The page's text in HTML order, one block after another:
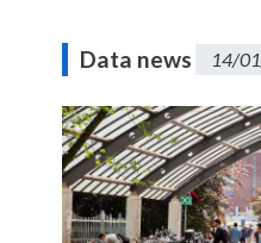
Data news 14/